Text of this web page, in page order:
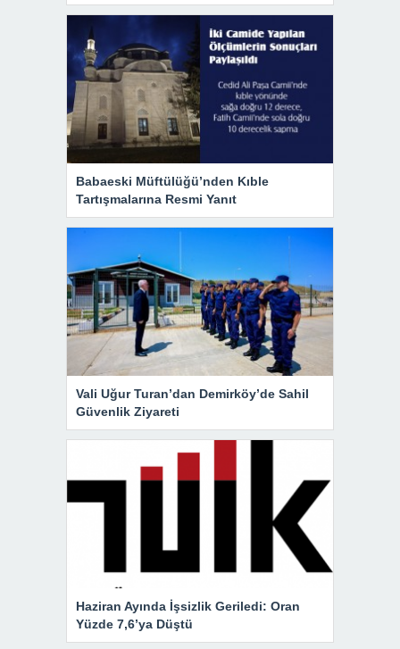
Babaeski Müftülüğü’nden Kıble
Tartışmalarına Resmi Yanıt
Vali Uğur Turan’dan Demirköy’de Sahil
Güvenlik Ziyareti
Haziran Ayında İşsizlik Geriledi: Oran
Yüzde 7,6’ya Düştü